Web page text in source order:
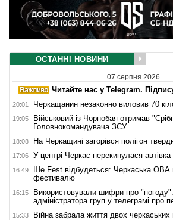
ОСТАННІ НОВИНИ
07 серпня 2026
Читайте нас у Telegram.
20:01 Черкащанин незаконно виловив 70
19:05
Військовий із Чорнобая отримав
Головнокомандувача ЗСУ
18:08 На Черкащині загорівся полігон
17:06 У центрі Черкас перекинулася автівка
16:49
Ше.Fest відбудеться: Черкаська ОВА
фестивалю
16:15
Використовували шифри про
адміністратора груп у телеграмі про
15:33 Війна забрала життя двох черкаських